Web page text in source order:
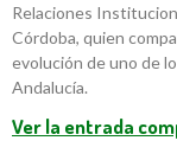
Relaciones
Córdoba, quien
evolución de uno de
Andalucía.
Ver la entrada